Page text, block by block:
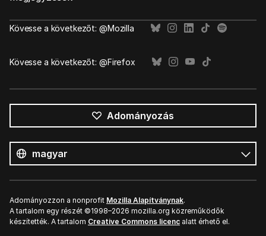
Kövesse a következőt: @Mozilla
Kövesse a következőt: @Firefox
Adományozás
nyelv
Nyelv
Adományozzon a nonprofit Mozilla Alapítványnak.
A tartalom egy részét ©1998–2026 mozilla.org közreműködők
készítették. A tartalom Creative Commons licenc alatt érhető el.